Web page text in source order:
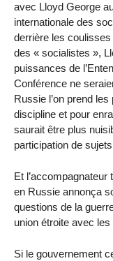
avec Lloyd George
internationale des
derrière les
des « socialistes »,
puissances de
Conférence ne
Russie l’on prend
discipline et pour
saurait être plus
participation de
Et l’accompagnateur
en Russie annonça
questions de la
union étroite avec
Si le gouvernement